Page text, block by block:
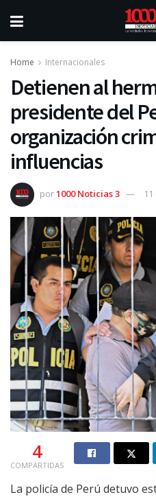
Home Internacionales
Detienen al
presidente del
organización
influencias
por1000 Noticias 3
4
COMPARTIDAS
La policía de Perú detuvo